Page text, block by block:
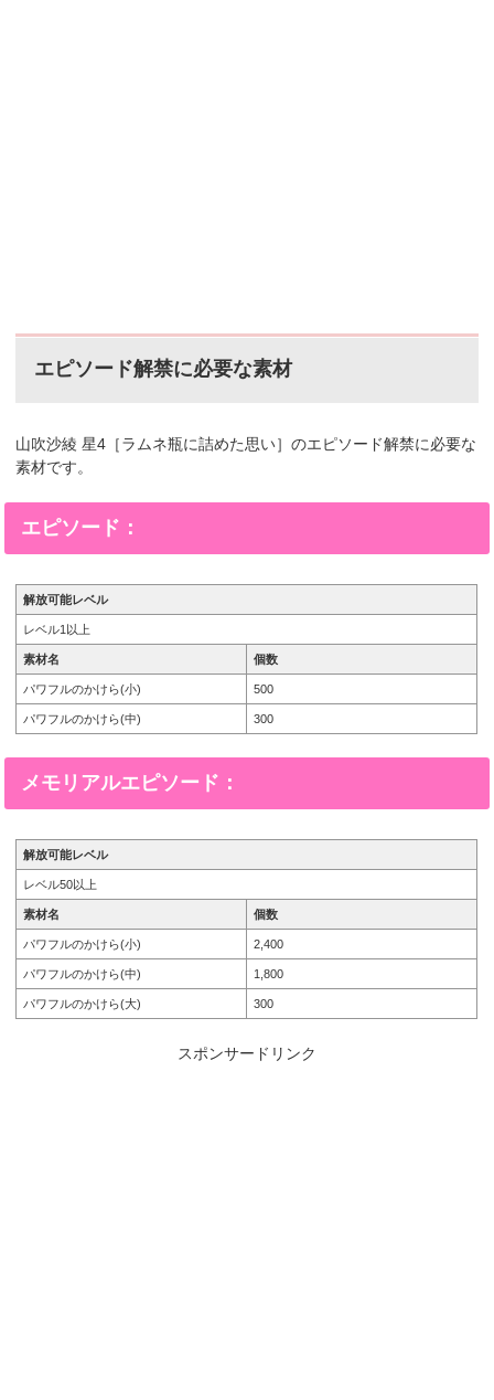
エピソード解禁に必要な素材
山吹沙綾 星4［ラムネ瓶に詰めた思い］のエピソード解禁に必要な
素材です。
エピソード：
解放可能レベル
レベル1以上
素材名 個数
パワフルのかけら(小) 500
パワフルのかけら(中) 300
メモリアルエピソード：
解放可能レベル
レベル50以上
素材名 個数
パワフルのかけら(小) 2,400
パワフルのかけら(中) 1,800
パワフルのかけら(大) 300
スポンサードリンク